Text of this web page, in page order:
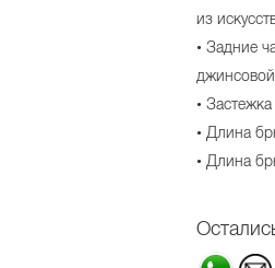
из
• Задние
•
• Длина
• Длина